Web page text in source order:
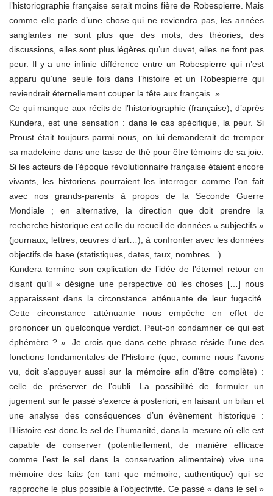
l’historiographie française serait moins fière de Robespierre. Mais
comme elle parle d’une chose qui ne reviendra pas, les années
sanglantes ne sont plus que des mots, des théories, des
discussions, elles sont plus légères qu’un duvet, elles ne font pas
peur. Il y a une infinie différence entre un Robespierre qui n’est
apparu qu’une seule fois dans l’histoire et un Robespierre qui
reviendrait éternellement couper la tête aux français. »
Ce qui manque aux récits de l’historiographie (française), d’après
Kundera, est une sensation : dans le cas spécifique, la peur. Si
Proust était toujours parmi nous, on lui demanderait de tremper
sa madeleine dans une tasse de thé pour être témoins de sa joie.
Si les acteurs de l’époque révolutionnaire française étaient encore
vivants, les historiens pourraient les interroger comme l’on fait
avec nos grands-parents à propos de la Seconde Guerre
Mondiale ; en alternative, la direction que doit prendre la
recherche historique est celle du recueil de données « subjectifs »
(journaux, lettres, œuvres d’art…), à confronter avec les données
objectifs de base (statistiques, dates, taux, nombres…).
Kundera termine son explication de l’idée de l’éternel retour en
disant qu’il « désigne une perspective où les choses […] nous
apparaissent dans la circonstance atténuante de leur fugacité.
Cette circonstance atténuante nous empêche en effet de
prononcer un quelconque verdict. Peut-on condamner ce qui est
éphémère ? ». Je crois que dans cette phrase réside l’une des
fonctions fondamentales de l’Histoire (que, comme nous l’avons
vu, doit s’appuyer aussi sur la mémoire afin d’être complète) :
celle de préserver de l’oubli. La possibilité de formuler un
jugement sur le passé s’exerce à posteriori, en faisant un bilan et
une analyse des conséquences d’un évènement historique :
l’Histoire est donc le sel de l’humanité, dans la mesure où elle est
capable de conserver (potentiellement, de manière efficace
comme l’est le sel dans la conservation alimentaire) vive une
mémoire des faits (en tant que mémoire, authentique) qui se
rapproche le plus possible à l’objectivité. Ce passé « dans le sel »